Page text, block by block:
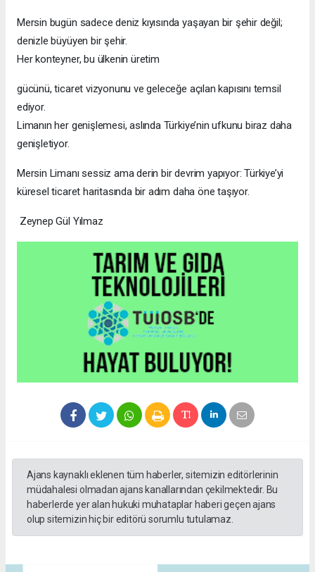
Mersin bugün sadece deniz kıyısında yaşayan bir şehir değil;
denizle büyüyen bir şehir.
Her konteyner, bu ülkenin üretim
gücünü, ticaret vizyonunu ve geleceğe açılan kapısını temsil
ediyor.
Limanın her genişlemesi, aslında Türkiye’nin ufkunu biraz daha
genişletiyor.
Mersin Limanı sessiz ama derin bir devrim yapıyor: Türkiye’yi
küresel ticaret haritasında bir adım daha öne taşıyor.
Zeynep Gül Yılmaz
Ajans kaynaklı eklenen tüm haberler, sitemizin editörlerinin
müdahalesi olmadan ajans kanallarından çekilmektedir. Bu
haberlerde yer alan hukuki muhataplar haberi geçen ajans
olup sitemizin hiç bir editörü sorumlu tutulamaz.